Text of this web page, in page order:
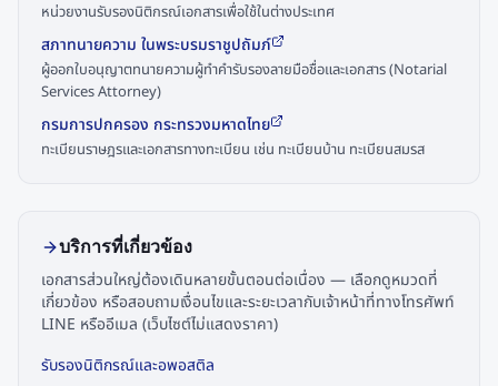
หน่วยงานรับรองนิติกรณ์เอกสารเพื่อใช้ในต่างประเทศ
สภาทนายความ ในพระบรมราชูปถัมภ์
ผู้ออกใบอนุญาตทนายความผู้ทำคำรับรองลายมือชื่อและเอกสาร (Notarial
Services Attorney)
กรมการปกครอง กระทรวงมหาดไทย
ทะเบียนราษฎรและเอกสารทางทะเบียน เช่น ทะเบียนบ้าน ทะเบียนสมรส
บริการที่เกี่ยวข้อง
เอกสารส่วนใหญ่ต้องเดินหลายขั้นตอนต่อเนื่อง — เลือกดูหมวดที่
เกี่ยวข้อง หรือสอบถามเงื่อนไขและระยะเวลากับเจ้าหน้าที่ทางโทรศัพท์
LINE หรืออีเมล (เว็บไซต์ไม่แสดงราคา)
รับรองนิติกรณ์และอพอสติล